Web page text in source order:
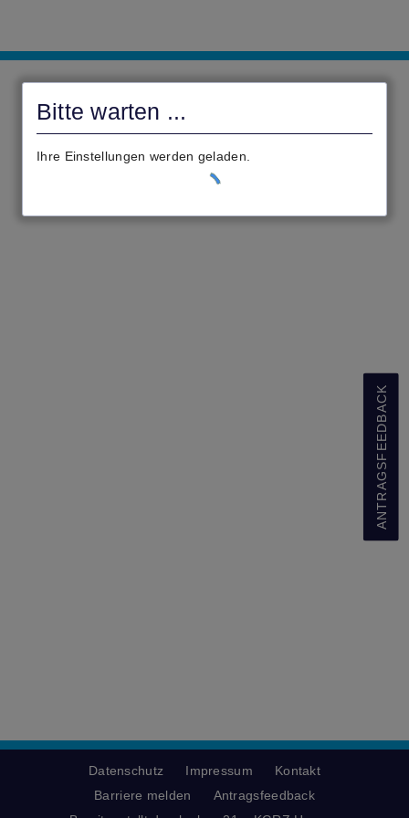
Bitte warten ...
Ihre Einstellungen werden geladen.
Eppertshausen
ANTRAGSFEEDBACK
Datenschutz Impressum
Kontakt
Barriere melden
Antragsfeedback